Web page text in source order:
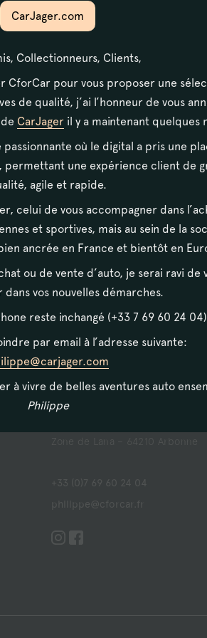
»true » animation=
»1″
»none
»
»][fancy_box box_style=
»true » animation=
showroom »][/fancy_box][/
Contact
Zone de Lana – 64210 Arbonne
+33 (0)7 69 60 24 04
philippe@cforcar.fr
CarJager.com
Collectionneurs, Clients,
CforCar pour vous proposer une
de qualité, j’ai l’honneur de vous
CarJageril y a maintenant quelques
passionnante où le digital a pris une
permettant une expérience client de
agile et rapide.
celui de vous accompagner dans
et sportives, mais au sein de la
ancrée en France et bientôt en
ou de vente d’auto, je serai ravi de
dans vos nouvelles démarches.
reste inchangé (+33 7 69 60 24 04)
par email à l’adresse suivante:
à vivre de belles aventures auto
Philippe